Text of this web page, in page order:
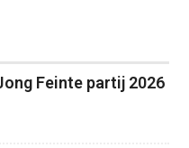
Feinte partij 2026